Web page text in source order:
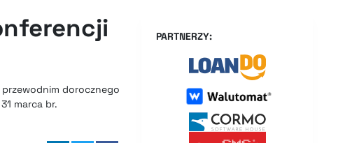
dorocznego
marca br.
PARTNERZY: